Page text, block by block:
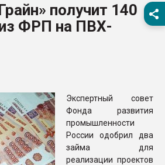
Материал поверхности
вакуумного
получит 140
ФРП на ПВХ-
Экспертный совет
Фонда развития
промышленности
России одобрил два
займа для
реализации проектов